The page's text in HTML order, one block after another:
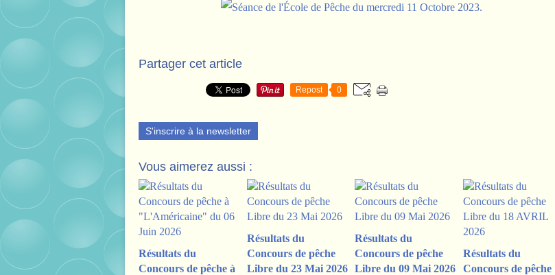
Partager cet article
Repost 0
S'inscrire à la newsletter
Vous aimerez aussi :
Résultats du
Concours de pêche à
Résultats du
Concours de pêche
Libre du 23 Mai 2026
Résultats du
Concours de pêche
Libre du 09 Mai 2026
Résultats du
Concours de pêche